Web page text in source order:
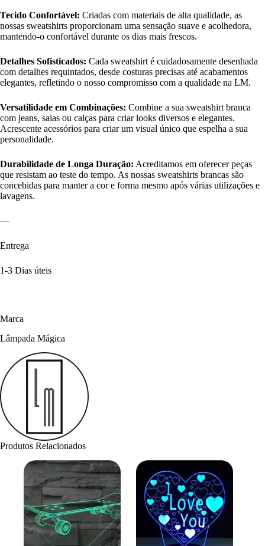
Tecido Confortável: Criadas com materiais de alta qualidade, as
nossas sweatshirts proporcionam uma sensação suave e acolhedora,
mantendo-o confortável durante os dias mais frescos.
Detalhes Sofisticados: Cada sweatshirt é cuidadosamente desenhada
com detalhes requintados, desde costuras precisas até acabamentos
elegantes, refletindo o nosso compromisso com a qualidade na LM.
Versatilidade em Combinações: Combine a sua sweatshirt branca
com jeans, saias ou calças para criar looks diversos e elegantes.
Acrescente acessórios para criar um visual único que espelha a sua
personalidade.
Durabilidade de Longa Duração: Acreditamos em oferecer peças
que resistam ao teste do tempo. As nossas sweatshirts brancas são
concebidas para manter a cor e forma mesmo após várias utilizações e
lavagens.
—
Entrega
1-3 Dias úteis
Marca
Lâmpada Mágica
Produtos Relacionados